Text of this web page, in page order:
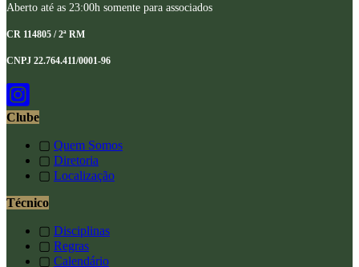
Aberto até as 23:00h somente para associados
CR 114805 / 2ª RM
CNPJ 22.764.411/0001-96
Clube
▢ Quem Somos
▢ Diretoria
▢ Localização
Técnico
▢ Disciplinas
▢ Regras
▢ Calendário